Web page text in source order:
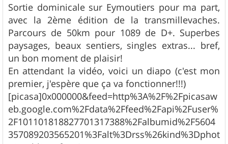
s
s
a
g
e
Sortie dominicale sur Eymoutiers pour ma part,
avec la 2ème édition de la transmillevaches.
Parcours de 50km pour 1089 de D+. Superbes
paysages, beaux sentiers, singles extras... bref,
un bon moment de plaisir!
En attendant la vidéo, voici un diapo (c'est mon
premier, j'espère que ça va fonctionner!!!)
[picasa]0x000000&feed=http%3A%2F%2Fpicasaw
eb.google.com%2Fdata%2Ffeed%2Fapi%2Fuser%
2F101101818827701317388%2Falbumid%2F5604
357089203565201%3Falt%3Drss%26kind%3Dphot